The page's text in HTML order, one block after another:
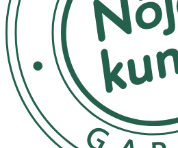
Förvaras trott i rumstemperatur,
räckhåll för små barn.
INNEHÅLLSDEKLARTION 3
Magnesium